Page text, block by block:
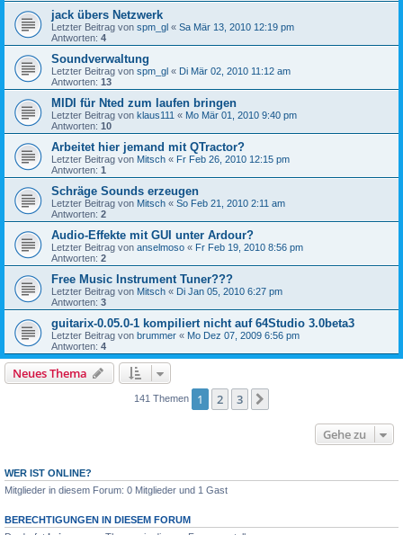
jack übers Netzwerk
Letzter Beitrag von spm_gl « Sa Mär 13, 2010 12:19 pm
Antworten: 4
Soundverwaltung
Letzter Beitrag von spm_gl « Di Mär 02, 2010 11:12 am
Antworten: 13
MIDI für Nted zum laufen bringen
Letzter Beitrag von klaus111 « Mo Mär 01, 2010 9:40 pm
Antworten: 10
Arbeitet hier jemand mit QTractor?
Letzter Beitrag von Mitsch « Fr Feb 26, 2010 12:15 pm
Antworten: 1
Schräge Sounds erzeugen
Letzter Beitrag von Mitsch « So Feb 21, 2010 2:11 am
Antworten: 2
Audio-Effekte mit GUI unter Ardour?
Letzter Beitrag von anselmoso « Fr Feb 19, 2010 8:56 pm
Antworten: 2
Free Music Instrument Tuner???
Letzter Beitrag von Mitsch « Di Jan 05, 2010 6:27 pm
Antworten: 3
guitarix-0.05.0-1 kompiliert nicht auf 64Studio 3.0beta3
Letzter Beitrag von brummer « Mo Dez 07, 2009 6:56 pm
Antworten: 4
Neues Thema
141 Themen 1 2 3
Gehe zu
WER IST ONLINE?
Mitglieder in diesem Forum: 0 Mitglieder und 1 Gast
BERECHTIGUNGEN IN DIESEM FORUM